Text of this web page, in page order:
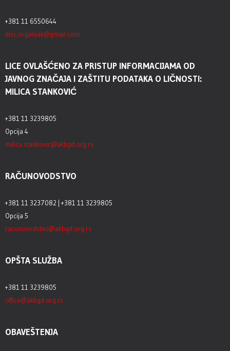
+381 11 6550644
disc.organiak@gmail.com
LICE OVLAŠĆENO ZA PRISTUP INFORMACIJAMA OD
JAVNOG ZNAČAJA I ZAŠTITU PODATAKA O LIČNOSTI:
MILICA STANKOVIĆ
+381 11 3239805
Opcija 4
milica.stankovic@akbgd.org.rs
RAČUNOVODSTVO
+381 11 3237082 | +381 11 3239805
Opcija 5
racunovodstvo@akbgd.org.rs
OPŠTA SLUŽBA
+381 11 3239805
office@akbgd.org.rs
OBAVEŠTENJA